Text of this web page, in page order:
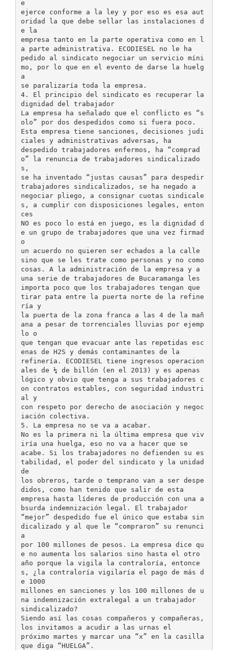
e
ejerce conforme a la ley y por eso es esa aut
oridad la que debe sellar las instalaciones d
e la
empresa tanto en la parte operativa como en l
a parte administrativa. ECODIESEL no le ha
pedido al sindicato negociar un servicio míni
mo, por lo que en el evento de darse la huelg
a
se paralizaría toda la empresa.
4. El principio del sindicato es recuperar la
dignidad del trabajador
La empresa ha señalado que el conflicto es “s
olo” por dos despedidos como si fuera poco.
Esta empresa tiene sanciones, decisiones judi
ciales y administrativas adversas, ha
despedido trabajadores enfermos, ha “comprad
o” la renuncia de trabajadores sindicalizado
s,
se ha inventado “justas causas” para despedir
trabajadores sindicalizados, se ha negado a
negociar pliego, a consignar cuotas sindicale
s, a cumplir con disposiciones legales, enton
ces
NO es poco lo está en juego, es la dignidad d
e un grupo de trabajadores que una vez firmad
o
un acuerdo no quieren ser echados a la calle
sino que se les trate como personas y no como
cosas. A la administración de la empresa y a
una serie de trabajadores de Bucaramanga les
importa poco que los trabajadores tengan que
tirar pata entre la puerta norte de la refine
ría y
la puerta de la zona franca a las 4 de la mañ
ana a pesar de torrenciales lluvias por ejemp
lo o
que tengan que evacuar ante las repetidas esc
enas de H2S y demás contaminantes de la
refinería. ECODIESEL tiene ingresos operacion
ales de ¼ de billón (en el 2013) y es apenas
lógico y obvio que tenga a sus trabajadores c
on contratos estables, con seguridad industri
al y
con respeto por derecho de asociación y negoc
iación colectiva.
5. La empresa no se va a acabar.
No es la primera ni la última empresa que viv
iría una huelga, eso no va a hacer que se
acabe. Si los trabajadores no defienden su es
tabilidad, el poder del sindicato y la unidad
de
los obreros, tarde o temprano van a ser despe
didos, como han tenido que salir de esta
empresa hasta líderes de producción con una a
bsurda indemnización legal. El trabajador
“mejor” despedido fue el único que estaba sin
dicalizado y al que le “compraron” su renunci
a
por 100 millones de pesos. La empresa dice qu
e no aumenta los salarios sino hasta el otro
año porque la vigila la contraloría, entonce
s, ¿la contraloría vigilaría el pago de más d
e 1000
millones en sanciones y los 100 millones de u
na indemnización extralegal a un trabajador
sindicalizado?
Siendo así las cosas compañeros y compañeras,
los invitamos a acudir a las urnas el
próximo martes y marcar una “x” en la casilla
que diga “HUELGA”.